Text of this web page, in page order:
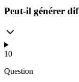
Peut-il générer
10
Question